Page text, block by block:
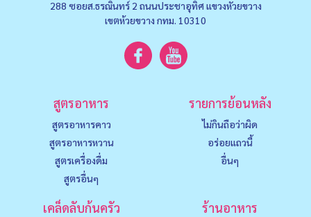
288 ซอยส.ธรณินทร์ 2 ถนนประชาอุทิศ แขวงหัวยขวาง
เขตห้วยขวาง กทม. 10310
สูตรอาหาร
สูตรอาหารคาว
สูตรอาหารหวาน
สูตรเครื่องดื่ม
สูตรอื่นๆ
รายการย้อนหลัง
ไม่กินถือว่าผิด
อร่อยแถวนี้
อื่นๆ
เคล็ดลับก้นครัว
ร้านอาหาร